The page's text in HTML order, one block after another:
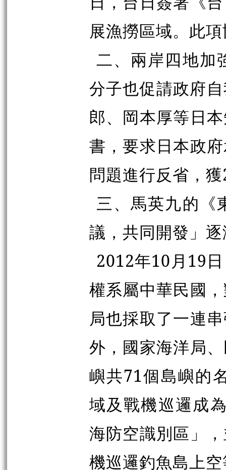
展漁撈區域。此
二、兩岸四地加
分子也促請政府
郎、岡本厚等日
書，要求日本政
問題進行反省，
三、馬英九的《
議，共同開發」
2012年10月19
權系屬中華民國
局也採取了一連
外，國家海洋局
嶼共71個島嶼的
域及戰機巡邏成
海防空識別區」
機巡邏釣魚島上